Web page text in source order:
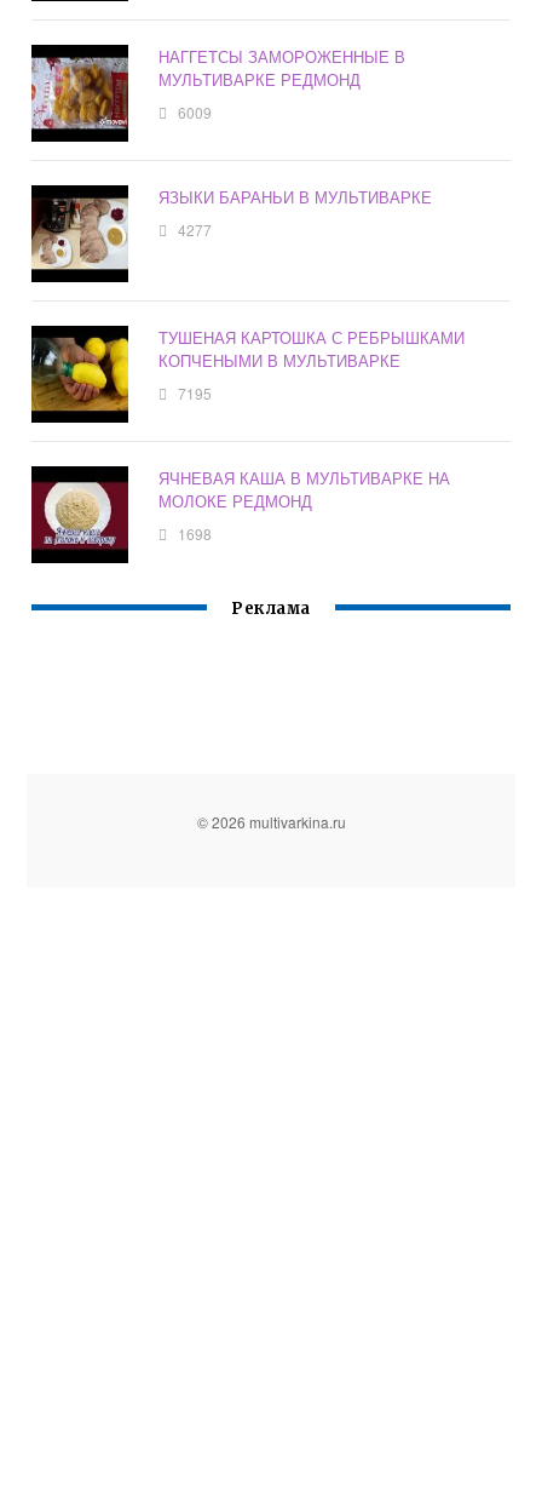
НАГГЕТСЫ ЗАМОРОЖЕННЫЕ В
МУЛЬТИВАРКЕ РЕДМОНД
6009
ЯЗЫКИ БАРАНЬИ В МУЛЬТИВАРКЕ
4277
ТУШЕНАЯ КАРТОШКА С РЕБРЫШКАМИ
КОПЧЕНЫМИ В МУЛЬТИВАРКЕ
7195
ЯЧНЕВАЯ КАША В МУЛЬТИВАРКЕ НА
МОЛОКЕ РЕДМОНД
1698
Реклама
© 2026 multivarkina.ru